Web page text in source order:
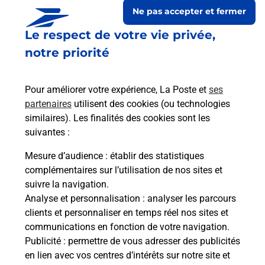
Le respect de votre vie privée,
notre priorité
Pour améliorer votre expérience, La Poste et ses
partenaires utilisent des cookies (ou technologies
similaires). Les finalités des cookies sont les
suivantes :
Mesure d’audience : établir des statistiques
complémentaires sur l’utilisation de nos sites et
suivre la navigation.
Analyse et personnalisation : analyser les parcours
clients et personnaliser en temps réel nos sites et
communications en fonction de votre navigation.
Publicité : permettre de vous adresser des publicités
en lien avec vos centres d’intérêts sur notre site et
Ne pas accepter et fermer
Prochaine collecte du courriersamedià 09h30
Place De La Mairie
32810 Leboulin
Itinéraire
Le lien s'ouvre dans un nouvel onglet